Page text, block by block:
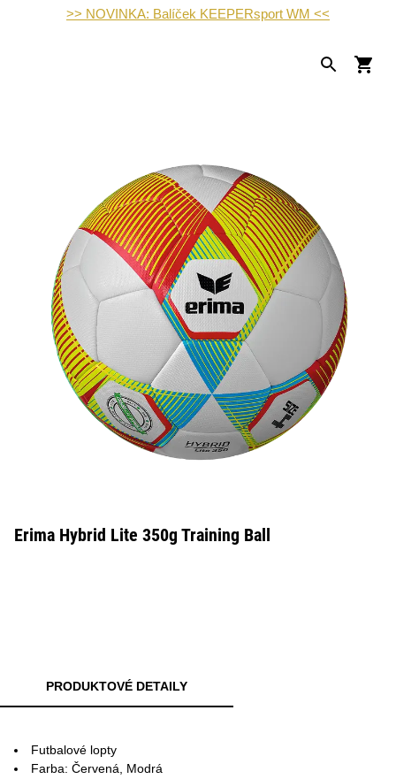
>> NOVINKA: Balíček KEEPERsport WM <<
Erima Hybrid Lite 350g Training Ball
PRODUKTOVÉ DETAILY
Futbalové lopty
Farba: Červená, Modrá